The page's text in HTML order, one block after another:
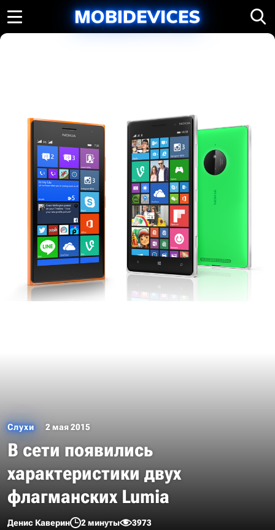
Слухи 2 мая 2015
В сети появились
характеристики двух
флагманских Lumia
Денис Каверин 2 минуты 3973